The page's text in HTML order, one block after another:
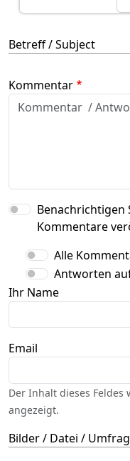
Betreff / Subject
Kommentar
Benachrichtigen
Kommentare
Alle
Antworten
Ihr Name
Email
Der Inhalt dieses
angezeigt.
Bilder / Datei /